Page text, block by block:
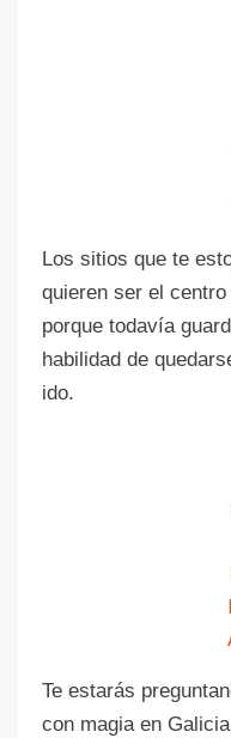
Los sitios que te
quieren ser el
porque todavía
habilidad de
ido.
Te estarás
con magia en